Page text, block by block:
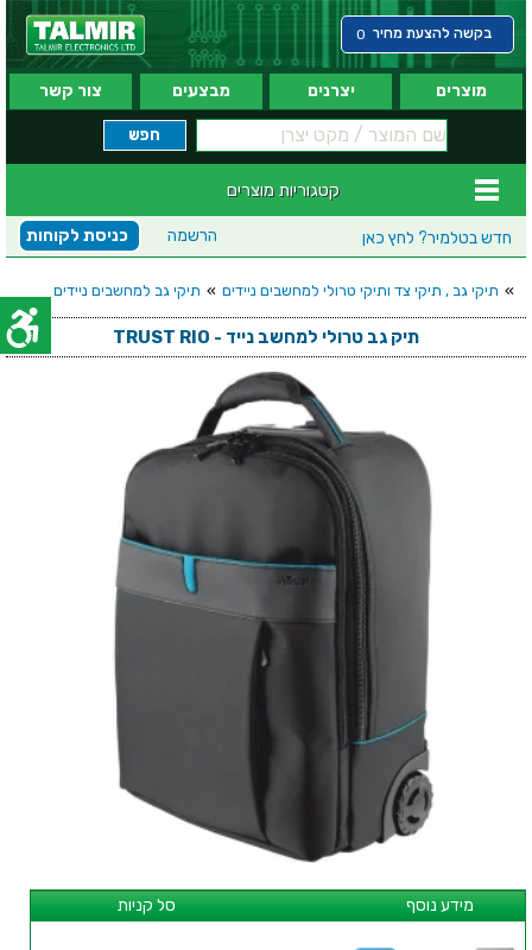
בקשה להצעת מחיר 0
מוצרים יצרנים מבצעים צור קשר
קטגוריות מוצרים
חדש בטלמיר? לחץ כאן כניסת לקוחות הרשמה
» תיקי גב , תיקי צד ותיקי טרולי למחשבים ניידים » תיקי גב למחשבים ניידים
תיק גב טרולי למחשב נייד - TRUST RIO
סל קניות מידע נוסף